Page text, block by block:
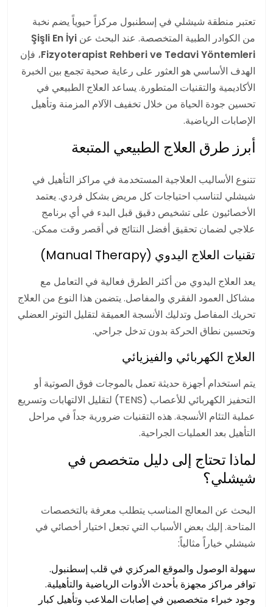
تعتبر منطقة شيشلي في إسطنبول مركزاً حيوياً يضم نخبة
من الكوادر الطبية المتخصصة. عند البحث عن Şişli En İyi
Fizyoterapist Rehberi ve Tedavi Yöntemleri، فإن
الهدف الأساسي هو العثور على رعاية صحية تجمع بين الخبرة
الأكاديمية والتقنيات المتطورة. يساعد العلاج الطبيعي في
تحسين جودة الحياة من خلال تخفيف الآلام المزمنة وتأهيل
الإصابات الرياضية.
أبرز طرق العلاج الطبيعي المتبعة
تتنوع الأساليب العلاجية المستخدمة في مراكز التأهيل في
شيشلي لتناسب احتياجات كل مريض بشكل فردي. يعتمد
الأخصائيون على تشخيص دقيق قبل البدء في أي برنامج
علاجي لضمان تحقيق أفضل النتائج في أقصر وقت ممكن.
تقنيات العلاج اليدوي (Manual Therapy)
يعد العلاج اليدوي من أكثر الطرق فعالية في التعامل مع
مشاكل العمود الفقري والمفاصل. يتضمن هذا النوع من العلاج
تحريك المفاصل وتدليك الأنسجة العميقة لتقليل التوتر العضلي
وتحسين نطاق الحركة بدون تدخل جراحي.
العلاج الكهربائي والفيزيائي
يتم استخدام أجهزة حديثة تعمل بالموجات فوق الصوتية أو
التحفيز الكهربائي للأعصاب (TENS) لتقليل الالتهابات وتسريع
عملية التئام الأنسجة. هذه التقنيات ضرورية جداً في مراحل
التأهيل بعد العمليات الجراحية.
لماذا تحتاج إلى دليل متخصص في
شيشلي؟
البحث عن المعالج المناسب يتطلب معرفة بالتخصصات
المتاحة. إليك بعض الأسباب التي تجعل اختيار أخصائي في
شيشلي خياراً مثالياً:
سهولة الوصول والموقع المركزي في قلب إسطنبول.
توافر مراكز مجهزة بأحدث الأدوات الرياضية والتأهيلية.
وجود خبراء متخصصين في إصابات الملاعب وتأهيل كبار